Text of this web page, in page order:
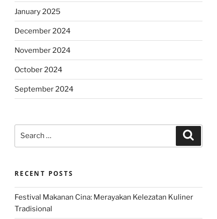
January 2025
December 2024
November 2024
October 2024
September 2024
RECENT POSTS
Festival Makanan Cina: Merayakan Kelezatan Kuliner
Tradisional